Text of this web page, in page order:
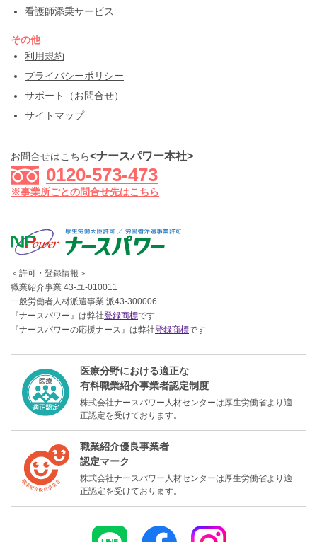
看護師添乗サービス
その他
利用規約
プライバシーポリシー
サポート（お問合せ）
サイトマップ
お問合せはこちら<ナースパワー本社>
0120-573-473
※事業所ごとの問合せ先はこちら
＜許可・登録情報＞
職業紹介事業 43-ユ-010011
一般労働者人材派遣事業 派43-300006
『ナースパワー』は弊社登録商標です
『ナースパワーの応援ナース』は弊社登録商標です
医療分野における適正な
有料職業紹介事業者認定制度
株式会社ナースパワー人材センターは厚生労働省より適
正認定を受けております。
職業紹介優良事業者
認定マーク
株式会社ナースパワー人材センターは厚生労働省より適
正認定を受けております。